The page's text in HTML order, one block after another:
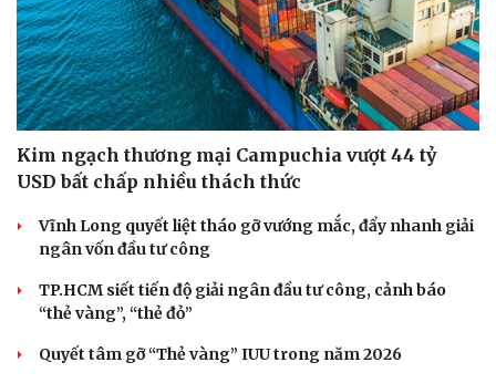
Văn hóa
Sân khấu - Điện ảnh
Văn học
Âm nhạc
Di sản
Giải trí
Nghệ sĩ
Thời trang
Sao Việt
Kim ngạch thương mại Campuchia vượt 44 tỷ
USD bất chấp nhiều thách thức
Vĩnh Long quyết liệt tháo gỡ vướng mắc, đẩy nhanh giải
ngân vốn đầu tư công
TP.HCM siết tiến độ giải ngân đầu tư công, cảnh báo
“thẻ vàng”, “thẻ đỏ”
Quyết tâm gỡ “Thẻ vàng” IUU trong năm 2026